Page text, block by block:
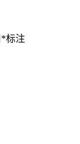
*标注